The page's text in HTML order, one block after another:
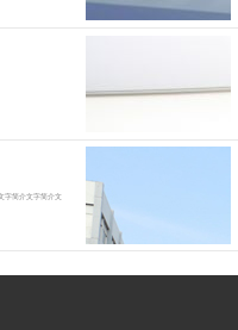
字简介文字简介文